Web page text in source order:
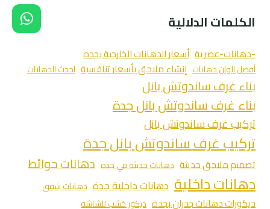
الكلمات الدلالية
-دهانات-عصرية أسعار الدهانات الخارجية بجده
أفضل الوان دهانات إنشاء ملاحق بأسعار تنافسية احدث الدهانات
بناء غرف ساندوتش بانل
بناء غرف ساندوتش بانل جدة
تركيب غرف ساندوتش بانل
تركيب غرف ساندوتش بانل جدة
تصميم ملاحق حديثة دهانات حديثة في جدة دهانات حوائط
دهانات داخلية دهانات داخلية جدة دهانات شقق
ديكورات دهانات جدران بجدة ديكور خشب للشاشه